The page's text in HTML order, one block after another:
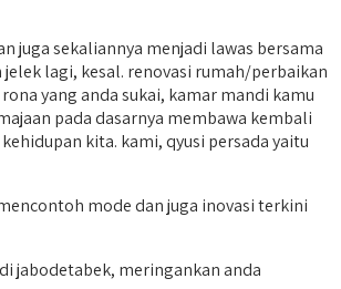
juga sekaliannya menjadi lawas bersama
lagi, kesal. renovasi rumah/perbaikan
yang anda sukai, kamar mandi kamu
pada dasarnya membawa kembali
kita. kami, qyusi persada yaitu
mode dan juga inovasi terkini
jabodetabek, meringankan anda